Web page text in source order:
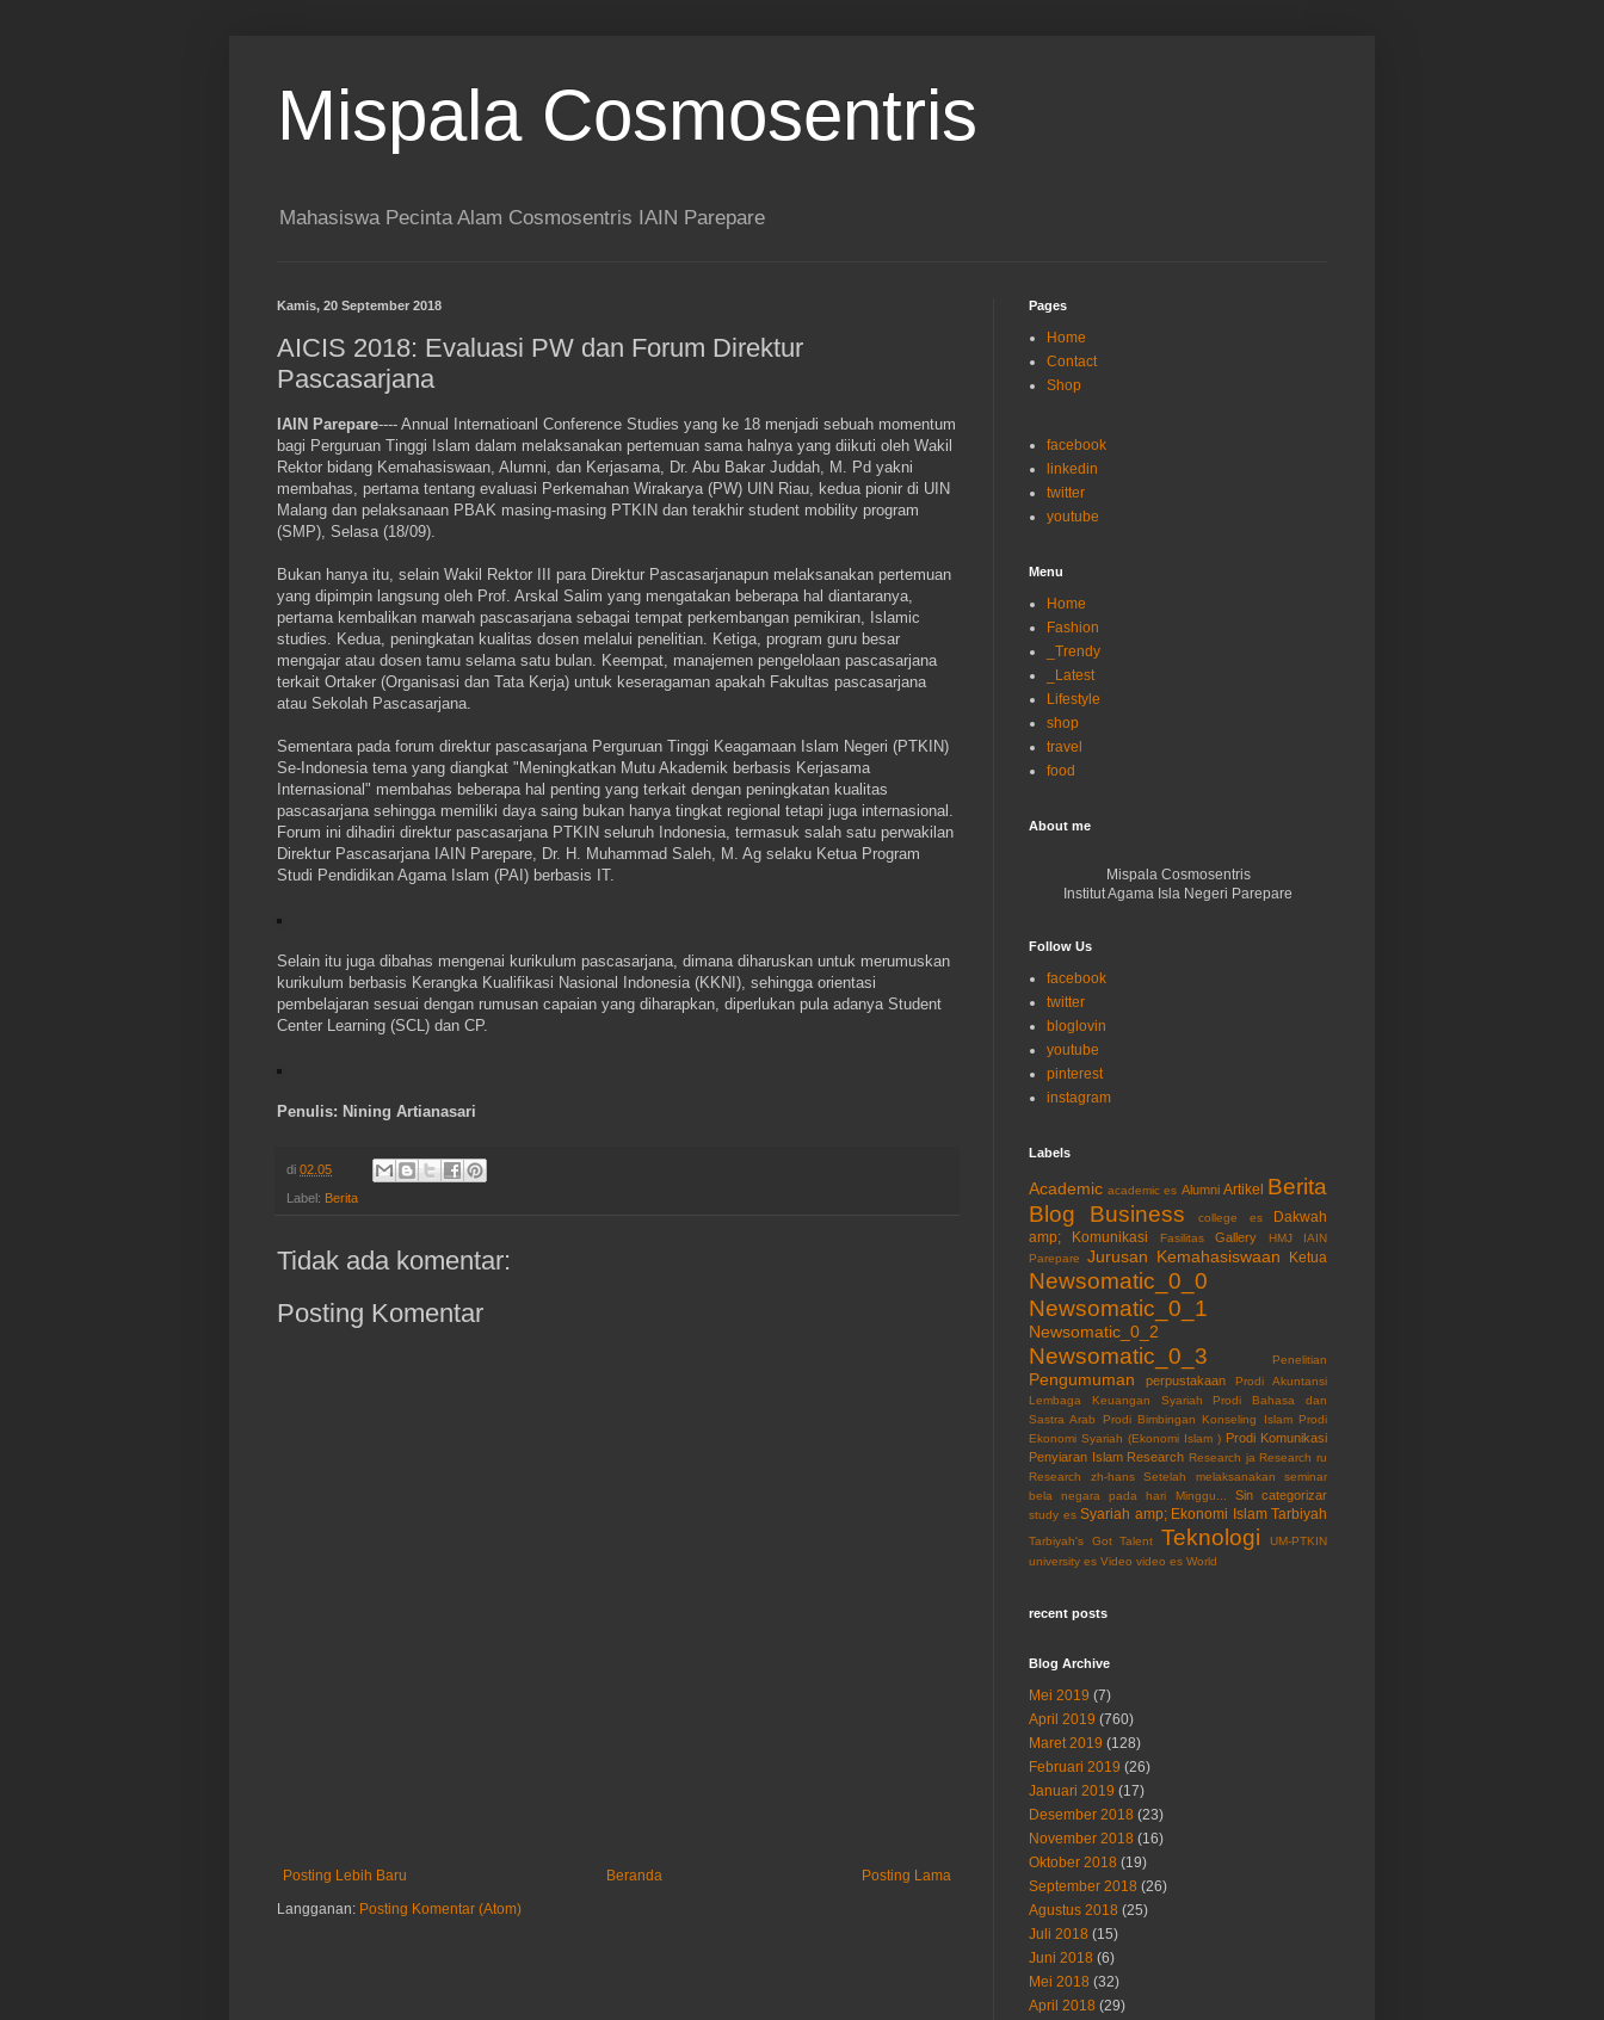
Mispala Cosmosentris
Mahasiswa Pecinta Alam Cosmosentris IAIN Parepare
Kamis, 20 September 2018
AICIS 2018: Evaluasi PW dan Forum Direktur
Pascasarjana
IAIN Parepare---- Annual Internatioanl Conference Studies yang ke 18 menjadi sebuah momentum
bagi Perguruan Tinggi Islam dalam melaksanakan pertemuan sama halnya yang diikuti oleh Wakil
Rektor bidang Kemahasiswaan, Alumni, dan Kerjasama, Dr. Abu Bakar Juddah, M. Pd yakni
membahas, pertama tentang evaluasi Perkemahan Wirakarya (PW) UIN Riau, kedua pionir di UIN
Malang dan pelaksanaan PBAK masing-masing PTKIN dan terakhir student mobility program
(SMP), Selasa (18/09).
Bukan hanya itu, selain Wakil Rektor III para Direktur Pascasarjanapun melaksanakan pertemuan
yang dipimpin langsung oleh Prof. Arskal Salim yang mengatakan beberapa hal diantaranya,
pertama kembalikan marwah pascasarjana sebagai tempat perkembangan pemikiran, Islamic
studies. Kedua, peningkatan kualitas dosen melalui penelitian. Ketiga, program guru besar
mengajar atau dosen tamu selama satu bulan. Keempat, manajemen pengelolaan pascasarjana
terkait Ortaker (Organisasi dan Tata Kerja) untuk keseragaman apakah Fakultas pascasarjana
atau Sekolah Pascasarjana.
Sementara pada forum direktur pascasarjana Perguruan Tinggi Keagamaan Islam Negeri (PTKIN)
Se-Indonesia tema yang diangkat "Meningkatkan Mutu Akademik berbasis Kerjasama
Internasional" membahas beberapa hal penting yang terkait dengan peningkatan kualitas
pascasarjana sehingga memiliki daya saing bukan hanya tingkat regional tetapi juga internasional.
Forum ini dihadiri direktur pascasarjana PTKIN seluruh Indonesia, termasuk salah satu perwakilan
Direktur Pascasarjana IAIN Parepare, Dr. H. Muhammad Saleh, M. Ag selaku Ketua Program
Studi Pendidikan Agama Islam (PAI) berbasis IT.
Selain itu juga dibahas mengenai kurikulum pascasarjana, dimana diharuskan untuk merumuskan
kurikulum berbasis Kerangka Kualifikasi Nasional Indonesia (KKNI), sehingga orientasi
pembelajaran sesuai dengan rumusan capaian yang diharapkan, diperlukan pula adanya Student
Center Learning (SCL) dan CP.
Penulis: Nining Artianasari
di 02.05
Label: Berita
Tidak ada komentar:
Posting Komentar
Posting Lebih Baru Posting Lama
Beranda
Langganan: Posting Komentar (Atom)
Pages
Home
Contact
Shop
facebook
linkedin
twitter
youtube
Menu
Home
Fashion
_Trendy
_Latest
Lifestyle
shop
travel
food
About me
Mispala Cosmosentris
Institut Agama Isla Negeri Parepare
Follow Us
facebook
twitter
bloglovin
youtube
pinterest
instagram
Labels
Academic academic es Alumni Artikel Berita
Blog
Business college es
Dakwah
amp; Komunikasi
Fasilitas Gallery HMJ
IAIN
Parepare
Jurusan Kemahasiswaan Ketua
Newsomatic_0_0
Newsomatic_0_1
Newsomatic_0_2
Newsomatic_0_3 Penelitian
Pengumuman perpustakaan
Prodi Akuntansi
Lembaga Keuangan Syariah
Prodi Bahasa dan
Sastra Arab
Prodi Bimbingan Konseling Islam Prodi
Ekonomi Syariah (Ekonomi Islam ) Prodi Komunikasi
Penyiaran Islam Research Research ja Research ru
Research zh-hans
Setelah melaksanakan seminar
bela negara pada hari Minggu...
Sin categorizar
study es Syariah amp; Ekonomi Islam Tarbiyah
Tarbiyah's Got Talent Teknologi
UM-PTKIN
university es Video video es World
recent posts
Blog Archive
Mei 2019 (7)
April 2019 (760)
Maret 2019 (128)
Februari 2019 (26)
Januari 2019 (17)
Desember 2018 (23)
November 2018 (16)
Oktober 2018 (19)
September 2018 (26)
Agustus 2018 (25)
Juli 2018 (15)
Juni 2018 (6)
Mei 2018 (32)
April 2018 (29)